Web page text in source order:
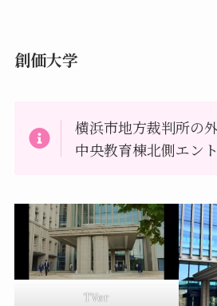
創価大学
横浜市地方裁判所の
中央教育棟北側エン
TVer